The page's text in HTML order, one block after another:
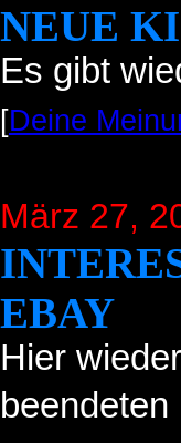
NEUE
Es gibt
[Deine
März 27,
EBAY
Hier